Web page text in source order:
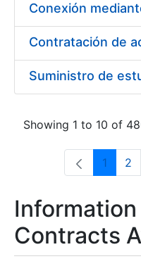
Showing 1 to 10 of
Page
1 2
Contracts